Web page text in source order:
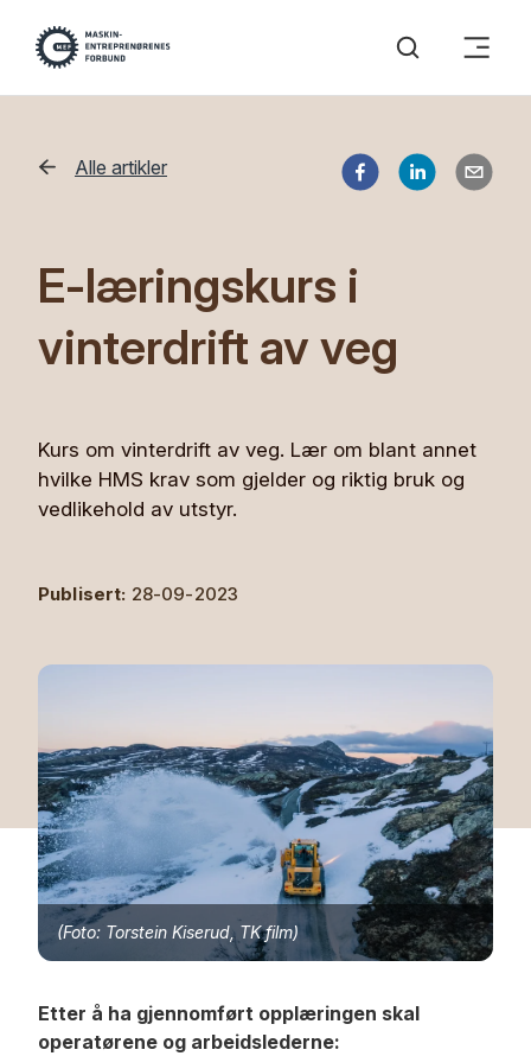
Alle artikler
E-læringskurs i
vinterdrift av veg
Kurs om vinterdrift av veg. Lær om blant annet
hvilke HMS krav som gjelder og riktig bruk og
vedlikehold av utstyr.
Publisert: 28-09-2023
(Foto: Torstein Kiserud, TK film)
Etter å ha gjennomført opplæringen skal
operatørene og arbeidslederne: